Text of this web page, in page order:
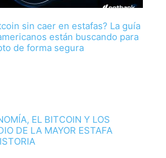
sin caer en estafas? La guía
están buscando para
de forma segura
EL BITCOIN Y LOS
DE LA MAYOR ESTAFA